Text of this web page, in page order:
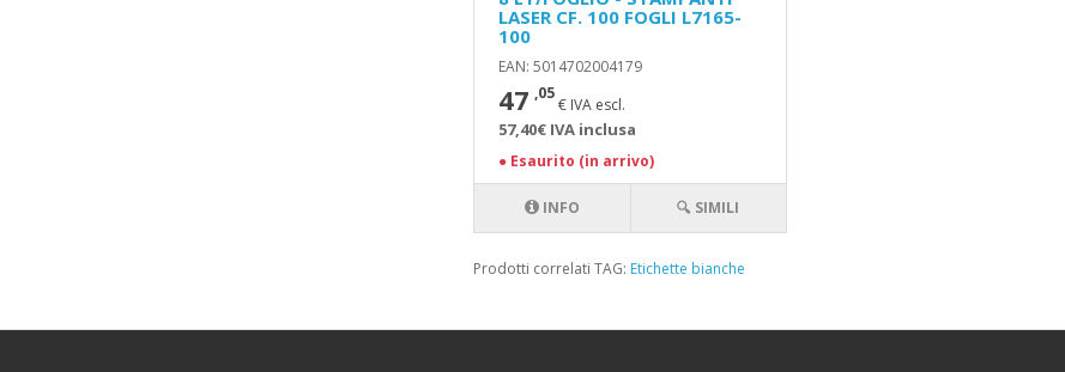
LASER CF. 100 FOGLI L7165-
100
EAN: 5014702004179
47 ,05
€ IVA escl.
57,40€ IVA inclusa
● Esaurito (in arrivo)
INFO 🔍 SIMILI
Prodotti correlati TAG: Etichette bianche